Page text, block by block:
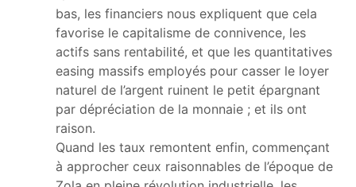
bas, les financiers nous expliquent que cela
favorise le capitalisme de connivence, les
actifs sans rentabilité, et que les quantitatives
easing massifs employés pour casser le loyer
naturel de l’argent ruinent le petit épargnant
par dépréciation de la monnaie ; et ils ont
raison.
Quand les taux remontent enfin, commençant
à approcher ceux raisonnables de l’époque de